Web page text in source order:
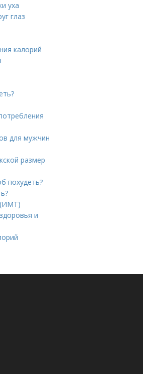
уха
глаз
калорий
для мужчин
размер
похудеть?
(ИМТ)
и